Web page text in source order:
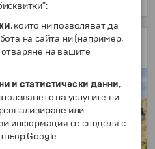
, които ни позволяват да
на сайта ни (например,
на вашите
и статистически данни,
на услугите ни.
или
информация се споделя с
Google.